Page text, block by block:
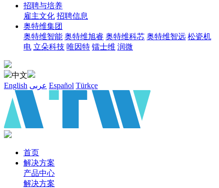
招聘与培养
雇主文化 招聘信息
奥特维集团
奥特维智能 奥特维旭睿 奥特维科芯 奥特维智远 松瓷机
电 立朵科技 唯因特 镭士维 润微
中文
English عربى Español Türkçe
首页
解决方案
产品中心
解决方案